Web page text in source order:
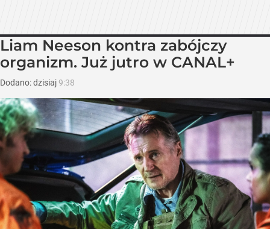
Liam Neeson kontra zabójczy
organizm. Już jutro w CANAL+
Dodano:dzisiaj 9:38